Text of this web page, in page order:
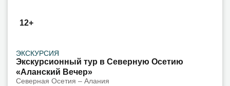
12+
ЭКСКУРСИЯ
Экскурсионный тур в Северную Осетию
«Аланский Вечер»
Северная Осетия – Алания